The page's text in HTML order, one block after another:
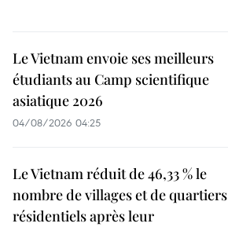
Le Vietnam envoie ses meilleurs
étudiants au Camp scientifique
asiatique 2026
04/08/2026 04:25
Le Vietnam réduit de 46,33 % le
nombre de villages et de quartiers
résidentiels après leur